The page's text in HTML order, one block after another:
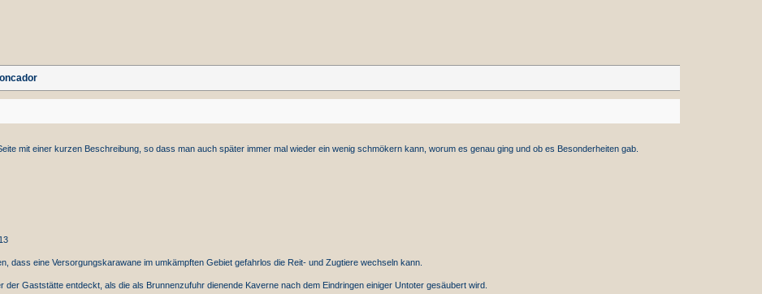
mit einer kurzen Beschreibung, so dass man auch später immer mal wieder ein wenig schmökern kann, worum es genau ging und ob es Besonderheiten gab.
dass eine Versorgungskarawane im umkämpften Gebiet gefahrlos die Reit- und Zugtiere wechseln kann.
Gaststätte entdeckt, als die als Brunnenzufuhr dienende Kaverne nach dem Eindringen einiger Untoter gesäubert wird.